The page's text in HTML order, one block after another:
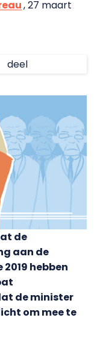
, 27 maart
deel
de
aan de
hebben
de minister
om mee te